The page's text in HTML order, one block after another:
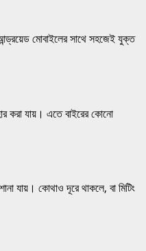
মোবাইলের সাথে সহজেই যুক্ত
করা যায়। এতে বাইরের কোনো
যায়। কোথাও দূরে থাকলে, বা মিটিং